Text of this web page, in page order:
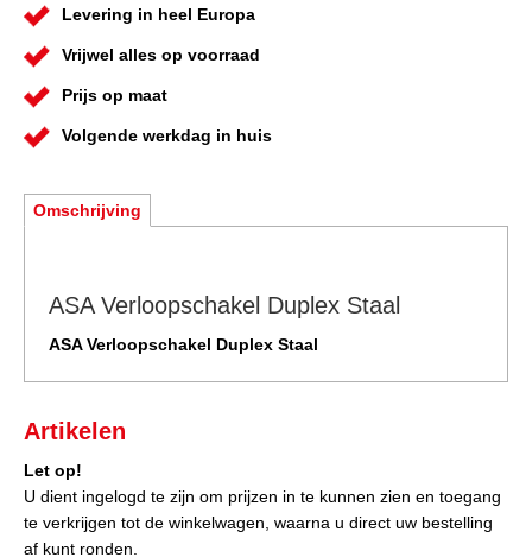
Levering in heel Europa
Vrijwel alles op voorraad
Prijs op maat
Volgende werkdag in huis
Omschrijving
ASA Verloopschakel Duplex Staal
ASA Verloopschakel Duplex Staal
Artikelen
Let op!
U dient ingelogd te zijn om prijzen in te kunnen zien en toegang
te verkrijgen tot de winkelwagen, waarna u direct uw bestelling
af kunt ronden.